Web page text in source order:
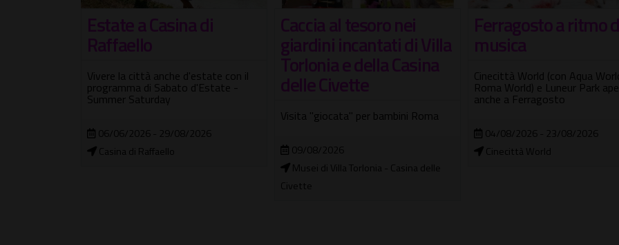
Estate a Casina di
Raffaello
Vivere la città anche d'estate con il
programma di Sabato d'Estate -
Summer Saturday
06/06/2026 - 29/08/2026
Casina di Raffaello
Caccia al tesoro nei
giardini incantati di Villa
Torlonia e della Casina
delle Civette
Visita "giocata" per bambini Roma
09/08/2026
Musei di Villa Torlonia - Casina delle
Civette
Ferragosto a ritmo
musica
Cinecittà World (con Aqua
Roma World) e Luneur Park
anche a Ferragosto
04/08/2026 - 23/08/2026
Cinecittà World